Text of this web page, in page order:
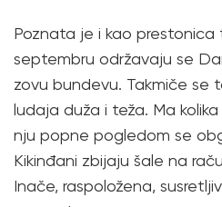
Poznata je i kao prestonica
septembru održavaju se
zovu bundevu. Takmiče se
ludaja duža i teža. Ma
nju popne pogledom se
Kikinđani zbijaju šale na
Inače, raspoložena,